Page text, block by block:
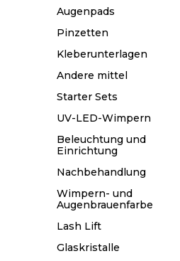
Augenpads
Pinzetten
Kleberunterlagen
Andere mittel
Starter Sets
UV-LED-Wimpern
Beleuchtung und
Einrichtung
Nachbehandlung
Wimpern- und
Augenbrauenfarbe
Lash Lift
Glaskristalle